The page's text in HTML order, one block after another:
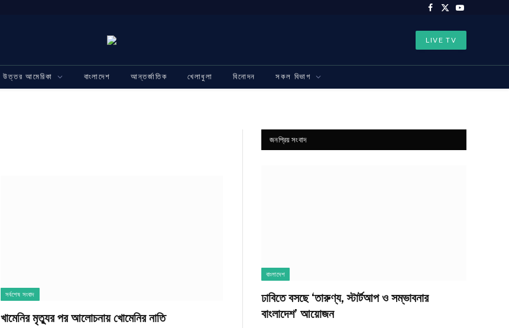
Facebook
X
YouTube
LIVE TV
উত্তর আমেরিকা বাংলাদেশ আন্তর্জাতিক খেলাধুলা বিনোদন সকল বিভাগ
সর্বশেষ সংবাদ
খামেনির মৃত্যুর পর আলোচনায় খোমেনির নাতি
জনপ্রিয় সংবাদ
বাংলাদেশ
ঢাবিতে বসছে ‘তারুণ্য, স্টার্টআপ ও সম্ভাবনার
বাংলাদেশ’ আয়োজন